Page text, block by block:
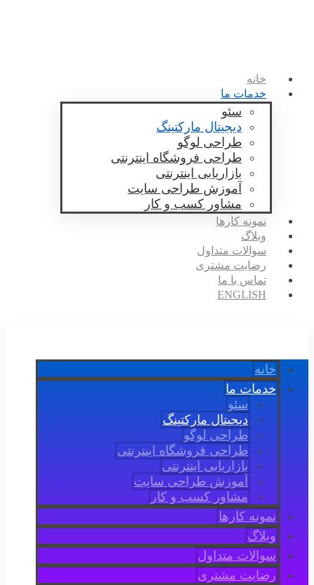
خانه
خدمات ما
سئو
دیجیتال مارکتینگ
طراحی لوگو
طراحی فروشگاه اینترنتی
بازاریابی اینترنتی
آموزش طراحی سایت
مشاور کسب و کار
نمونه کارها
وبلاگ
سوالات متداول
رضایت مشتری
تماس با ما
ENGLISH
خانه
خدمات ما
سئو
دیجیتال مارکتینگ
طراحی لوگو
طراحی فروشگاه اینترنتی
بازاریابی اینترنتی
آموزش طراحی سایت
مشاور کسب و کار
نمونه کارها
وبلاگ
سوالات متداول
رضایت مشتری